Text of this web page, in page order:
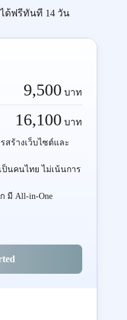
ด้ฟรีทันที 14 วัน
9,500 บาท
16,100 บาท
สร้างเว็บไซต์และ
นคนไทย ไม่เน้นการ
มี All-in-One